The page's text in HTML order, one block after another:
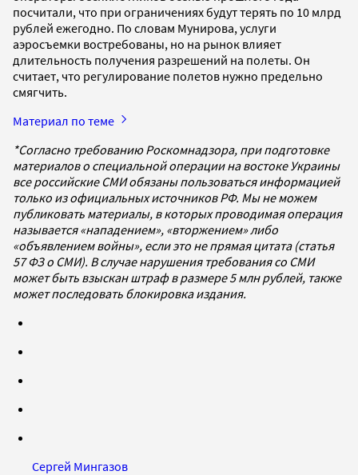
посчитали, что при ограничениях будут терять по 10 млрд
рублей ежегодно. По словам Мунирова, услуги
аэросъемки востребованы, но на рынок влияет
длительность получения разрешений на полеты. Он
считает, что регулирование полетов нужно предельно
смягчить.
Материал по теме
*Согласно требованию Роскомнадзора, при подготовке
материалов о специальной операции на востоке Украины
все российские СМИ обязаны пользоваться информацией
только из официальных источников РФ. Мы не можем
публиковать материалы, в которых проводимая операция
называется «нападением», «вторжением» либо
«объявлением войны», если это не прямая цитата (статья
57 ФЗ о СМИ). В случае нарушения требования со СМИ
может быть взыскан штраф в размере 5 млн рублей, также
может последовать блокировка издания.
Сергей Мингазов